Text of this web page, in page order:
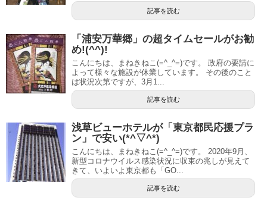
記事を読む
「浦安万華郷」の超タイムセールがお勧
め!(^^)!
こんにちは、まねきねこ(=^_^=)です。 政府の要請に
よって様々な施設が休業しています。 その後のこと
は状況次第ですが、3月1...
記事を読む
浅草ビューホテルが「東京都民応援プラ
ン」で安い(*^▽^*)
こんにちは、まねきねこ(=^_^=)です。 2020年9月、
新型コロナウイルス感染状況に収束の兆しが見えて
きて、いよいよ東京都も「GO...
記事を読む